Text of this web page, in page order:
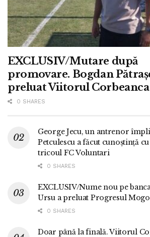
EXCLUSIV/Mutare după
promovare. Bogdan
preluat Viitorul Corbeanca
0 SHARES
George Jecu, un antrenor
Petculescu a făcut cunoștință
tricoul FC Voluntari
0 SHARES
EXCLUSIV/Nume nou pe
Ursu a preluat Progresul
0 SHARES
Doar până la finală. Viitorul